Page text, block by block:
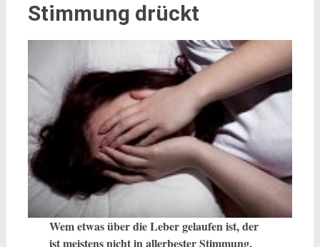
Stimmung drückt
Wem etwas über die Leber gelaufen ist, der
ist meistens nicht in allerbester Stimmung.